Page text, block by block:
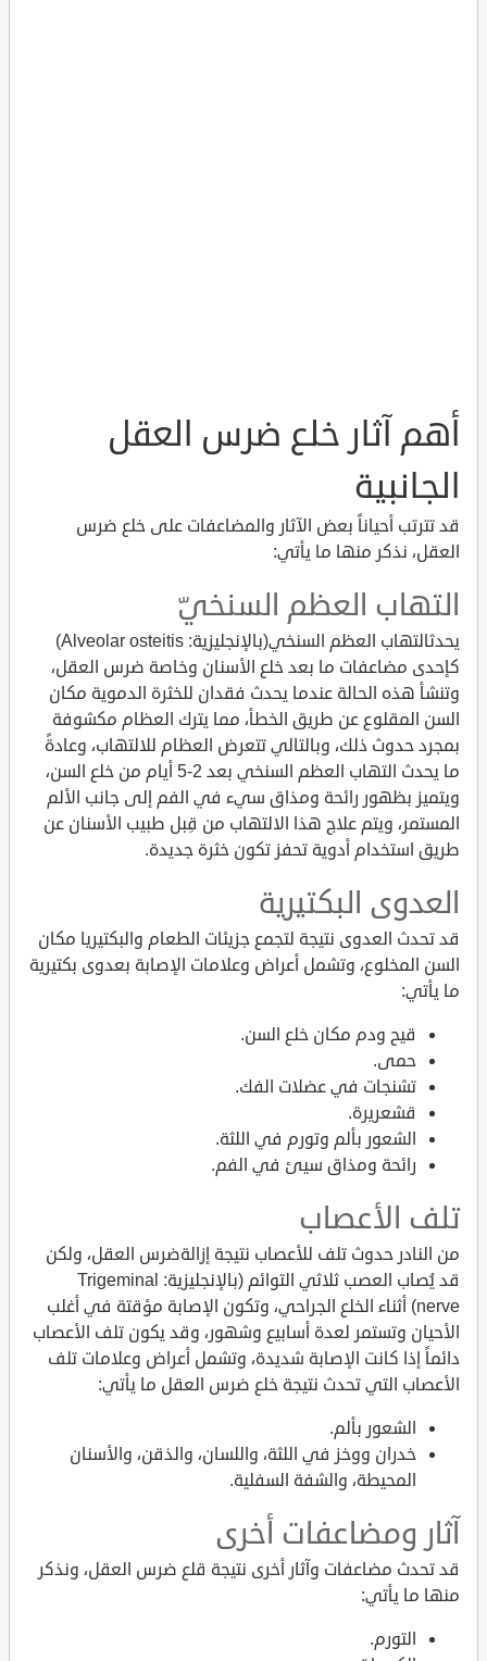
أهم آثار خلع ضرس العقل
الجانبية
قد تترتب أحياناً بعض الآثار والمضاعفات على خلع ضرس
العقل، نذكر منها ما يأتي:
التهاب العظم السنخيّ
يحدثالتهاب العظم السنخي(بالإنجليزية: Alveolar osteitis)
كإحدى مضاعفات ما بعد خلع الأسنان وخاصة ضرس العقل،
وتنشأ هذه الحالة عندما يحدث فقدان للخثرة الدموية مكان
السن المقلوع عن طريق الخطأ، مما يترك العظام مكشوفة
بمجرد حدوث ذلك، وبالتالي تتعرض العظام للالتهاب، وعادةً
ما يحدث التهاب العظم السنخي بعد 2-5 أيام من خلع السن،
ويتميز بظهور رائحة ومذاق سيء في الفم إلى جانب الألم
المستمر، ويتم علاج هذا الالتهاب من قِبل طبيب الأسنان عن
طريق استخدام أدوية تحفز تكون خثرة جديدة.
العدوى البكتيرية
قد تحدث العدوى نتيجة لتجمع جزيئات الطعام والبكتيريا مكان
السن المخلوع، وتشمل أعراض وعلامات الإصابة بعدوى بكتيرية
ما يأتي:
قيح ودم مكان خلع السن.
حمى.
تشنجات في عضلات الفك.
قشعريرة.
الشعور بألم وتورم في اللثة.
رائحة ومذاق سيئ في الفم.
تلف الأعصاب
من النادر حدوث تلف للأعصاب نتيجة إزالةضرس العقل، ولكن
قد يُصاب العصب ثلاثي التوائم (بالإنجليزية: Trigeminal
nerve) أثناء الخلع الجراحي، وتكون الإصابة مؤقتة في أغلب
الأحيان وتستمر لعدة أسابيع وشهور، وقد يكون تلف الأعصاب
دائماً إذا كانت الإصابة شديدة، وتشمل أعراض وعلامات تلف
الأعصاب التي تحدث نتيجة خلع ضرس العقل ما يأتي:
الشعور بألم.
خدران ووخز في اللثة، واللسان، والذقن، والأسنان
المحيطة، والشفة السفلية.
آثار ومضاعفات أخرى
قد تحدث مضاعفات وآثار أخرى نتيجة قلع ضرس العقل، ونذكر
منها ما يأتي:
التورم.